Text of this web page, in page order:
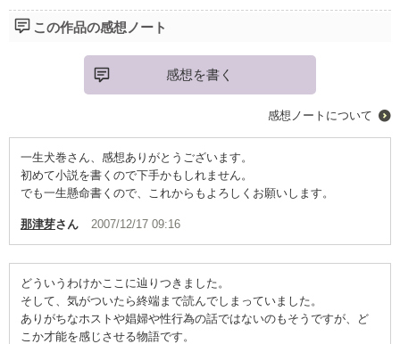
この作品の感想ノート
感想を書く
感想ノートについて
一生犬巻さん、感想ありがとうございます。
初めて小説を書くので下手かもしれません。
でも一生懸命書くので、これからもよろしくお願いします。
那津芽さん 2007/12/17 09:16
どういうわけかここに辿りつきました。
そして、気がついたら終端まで読んでしまっていました。
ありがちなホストや娼婦や性行為の話ではないのもそうですが、ど
こか才能を感じさせる物語です。